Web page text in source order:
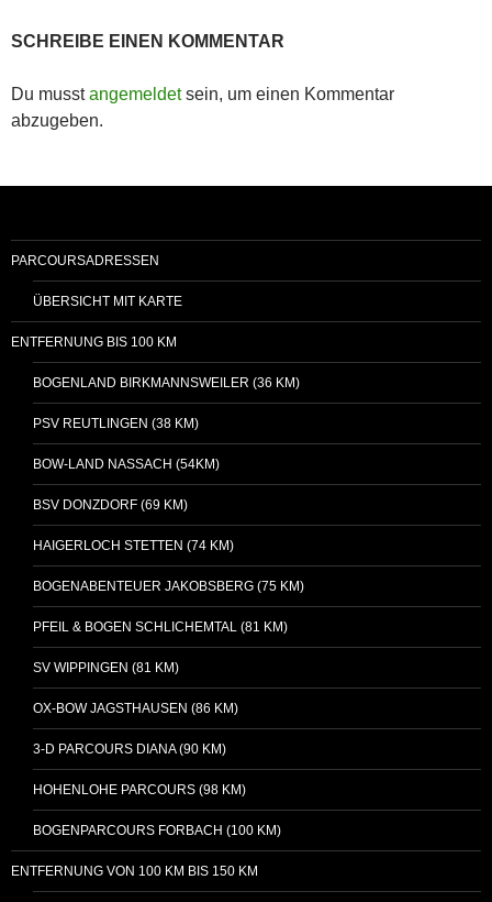
SCHREIBE EINEN KOMMENTAR
Du musstangemeldetsein, um einen Kommentar
abzugeben.
PARCOURSADRESSEN
ÜBERSICHT MIT KARTE
ENTFERNUNG BIS 100 KM
BOGENLAND BIRKMANNSWEILER (36 KM)
PSV REUTLINGEN (38 KM)
BOW-LAND NASSACH (54KM)
BSV DONZDORF (69 KM)
HAIGERLOCH STETTEN (74 KM)
BOGENABENTEUER JAKOBSBERG (75 KM)
PFEIL & BOGEN SCHLICHEMTAL (81 KM)
SV WIPPINGEN (81 KM)
OX-BOW JAGSTHAUSEN (86 KM)
3-D PARCOURS DIANA (90 KM)
HOHENLOHE PARCOURS (98 KM)
BOGENPARCOURS FORBACH (100 KM)
ENTFERNUNG VON 100 KM BIS 150 KM